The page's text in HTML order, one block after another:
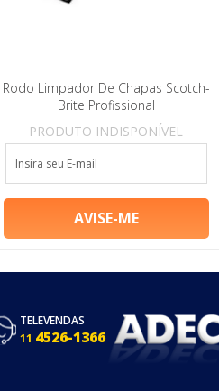
Rodo Limpador De Chapas Scotch-
Brite Profissional
PRODUTO INDISPONÍVEL
TELEVENDAS
11 4526-1366